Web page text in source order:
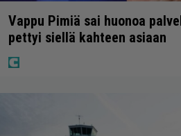
Vappu Pimiä sai huonoa
pettyi siellä kahteen asiaan